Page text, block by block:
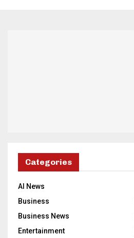
Categories
AI News
Business
Business News
Entertainment